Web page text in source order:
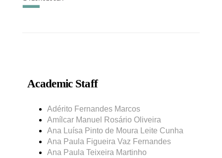
Academic Staff
Adérito Fernandes Marcos
Amílcar Manuel Rosário Oliveira
Ana Luísa Pinto de Moura Leite Cunha
Ana Paula Figueira Vaz Fernandes
Ana Paula Teixeira Martinho